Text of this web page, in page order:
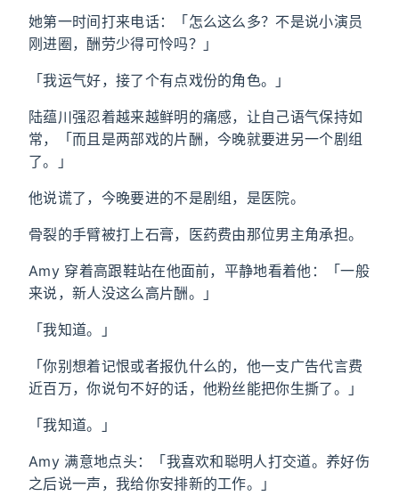
她第一时间打来电话：「怎么这么多？不是说小演员
刚进圈，酬劳少得可怜吗？」
「我运气好，接了个有点戏份的角色。」
陆蕴川强忍着越来越鲜明的痛感，让自己语气保持如
常，「而且是两部戏的片酬，今晚就要进另一个剧组
了。」
他说谎了，今晚要进的不是剧组，是医院。
骨裂的手臂被打上石膏，医药费由那位男主角承担。
Amy 穿着高跟鞋站在他面前，平静地看着他：「一般
来说，新人没这么高片酬。」
「我知道。」
「你别想着记恨或者报仇什么的，他一支广告代言费
近百万，你说句不好的话，他粉丝能把你生撕了。」
「我知道。」
Amy 满意地点头：「我喜欢和聪明人打交道。养好伤
之后说一声，我给你安排新的工作。」